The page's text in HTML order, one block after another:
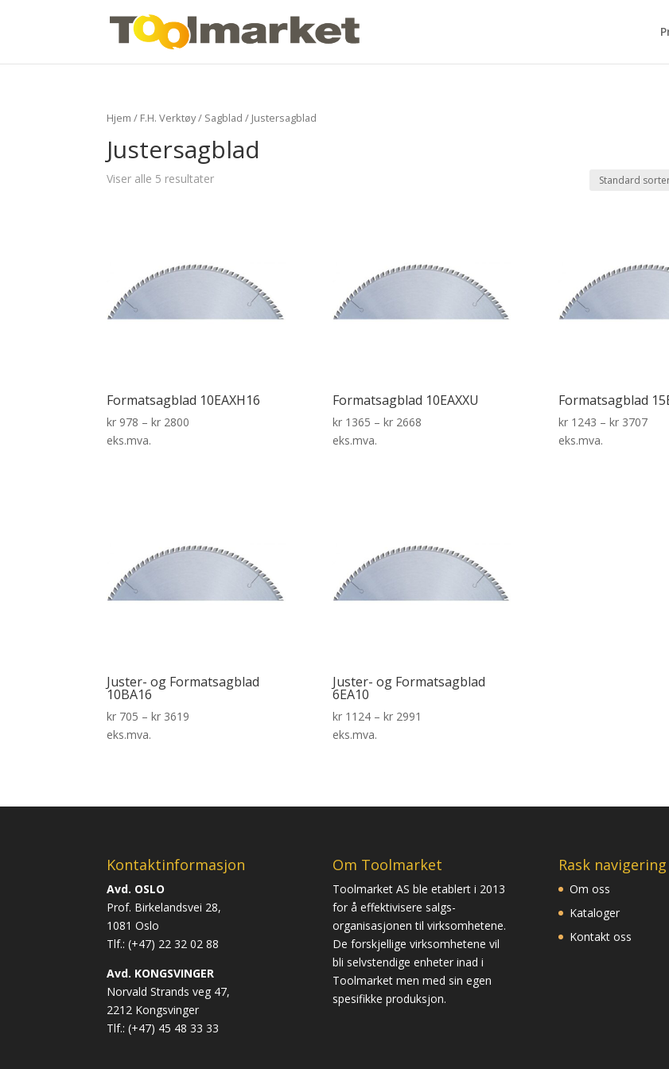
Hjem / F.H. Verktøy/ Sagblad / Justersagblad
Justersagblad
Viser alle 5 resultater
Formatsagblad 10EAXH16
kr 978 –kr 2800
eks.mva.
Formatsagblad 10EAXXU
kr1365 – kr2668
eks.mva.
Formatsagblad
kr1243 – kr3707
eks.mva.
Juster- og Formatsagblad
10BA16
kr 705 –kr 3619
eks.mva.
Juster- og Formatsagblad
6EA10
kr1124– kr2991
eks.mva.
Kontaktinformasjon
Avd. OSLO
Prof. Birkelandsvei 28,
1081 Oslo
Tlf.: (+47) 22 32 02 88
Avd. KONGSVINGER
Norvald Strands veg 47,
2212 Kongsvinger
Tlf.: (+47) 45 48 33 33
Om Toolmarket
Toolmarket AS ble etablert i 2013
for å effektivisere salgs-
organisasjonen til virksomhetene.
De forskjellige virksomhetene vil
bli selvstendige enheter inad i
Toolmarket men med sin egen
spesifikke produksjon.
Rask navigering
Om oss
Kataloger
Kontakt oss